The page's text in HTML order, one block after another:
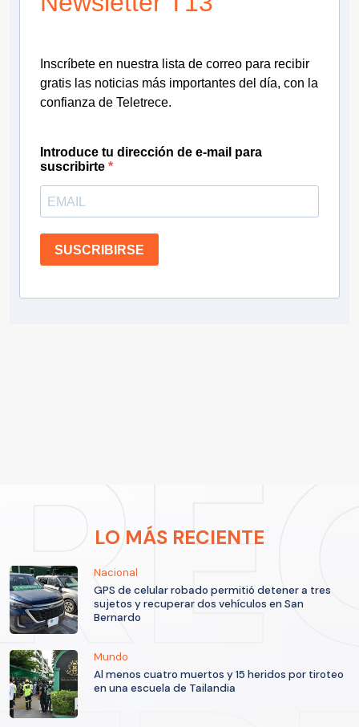
Inscríbete en nuestra lista de correo para recibir
gratis las noticias más importantes del día, con la
confianza de Teletrece.
Introduce tu dirección de e-mail para
suscribirte
SUSCRIBIRSE
LO MÁS RECIENTE
Nacional
GPS de celular robado permitió detener a tres
sujetos y recuperar dos vehículos en San
Bernardo
Mundo
Al menos cuatro muertos y 15 heridos por tiroteo
en una escuela de Tailandia